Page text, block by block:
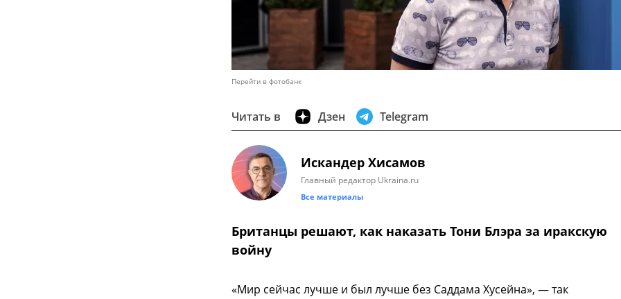
Перейти в фотобанк
Читать в Дзен Telegram
Искандер Хисамов
Главный редактор Ukraina.ru
Все материалы
Британцы решают, как наказать Тони Блэра за иракскую
войну
«Мир сейчас лучше и был лучше без Саддама Хусейна», — так